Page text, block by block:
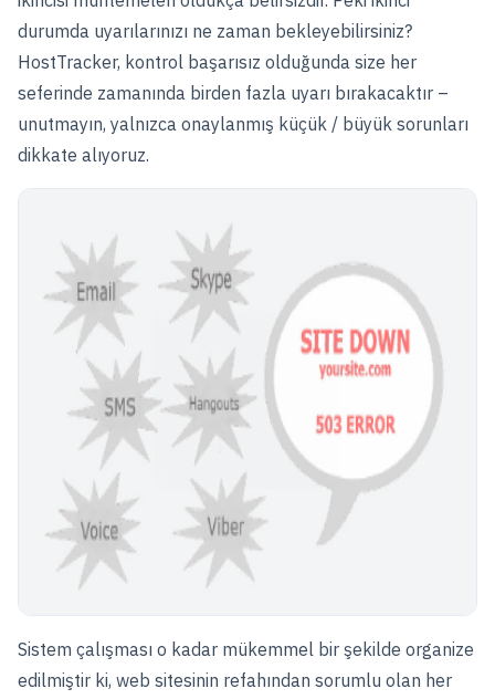
durumda uyarılarınızı ne zaman bekleyebilirsiniz?
HostTracker, kontrol başarısız olduğunda size her
seferinde zamanında birden fazla uyarı bırakacaktır –
unutmayın, yalnızca onaylanmış küçük / büyük sorunları
dikkate alıyoruz.
Sistem çalışması o kadar mükemmel bir şekilde organize
edilmiştir ki, web sitesinin refahından sorumlu olan her